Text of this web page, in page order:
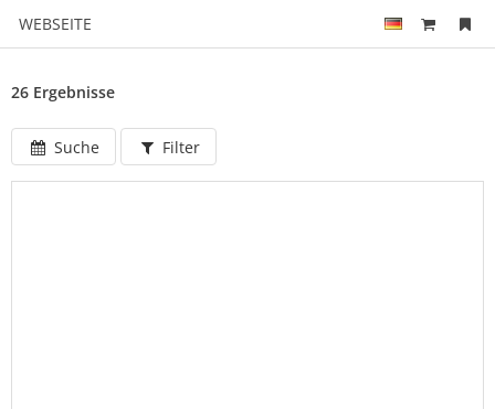
WEBSEITE
26 Ergebnisse
Suche Filter